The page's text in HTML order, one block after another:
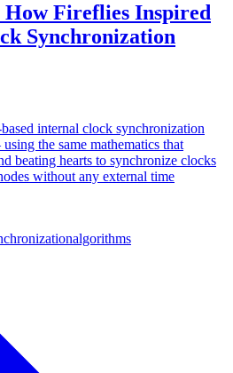
How Fireflies Inspired
Synchronization
internal clock synchronization
the same mathematics that
beating hearts to synchronize clocks
without any external time
algorithms